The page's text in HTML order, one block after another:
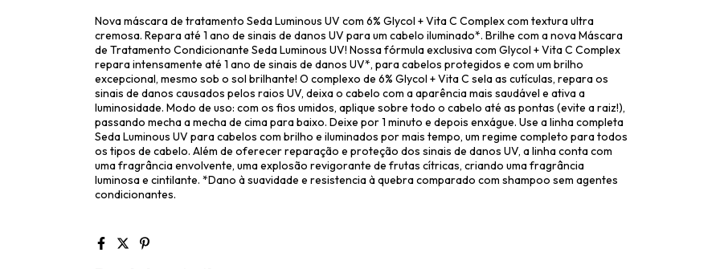
Nova máscara de tratamento Seda Luminous UV com 6% Glycol + Vita C Complex com textura ultra
cremosa. Repara até 1 ano de sinais de danos UV para um cabelo iluminado*. Brilhe com a nova Máscara
de Tratamento Condicionante Seda Luminous UV! Nossa fórmula exclusiva com Glycol + Vita C Complex
repara intensamente até 1 ano de sinais de danos UV*, para cabelos protegidos e com um brilho
excepcional, mesmo sob o sol brilhante! O complexo de 6% Glycol + Vita C sela as cutículas, repara os
sinais de danos causados pelos raios UV, deixa o cabelo com a aparência mais saudável e ativa a
luminosidade. Modo de uso: com os fios umidos, aplique sobre todo o cabelo até as pontas (evite a raiz!),
passando mecha a mecha de cima para baixo. Deixe por 1 minuto e depois enxágue. Use a linha completa
Seda Luminous UV para cabelos com brilho e iluminados por mais tempo, um regime completo para todos
os tipos de cabelo. Além de oferecer reparação e proteção dos sinais de danos UV, a linha conta com
uma fragrância envolvente, uma explosão revigorante de frutas cítricas, criando uma fragrância
luminosa e cintilante. *Dano à suavidade e resistencia à quebra comparado com shampoo sem agentes
condicionantes.